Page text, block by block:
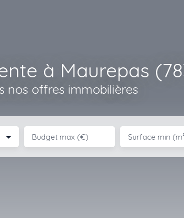
à Maurepas
nos offres immobilières
Budget max (€) Surface min